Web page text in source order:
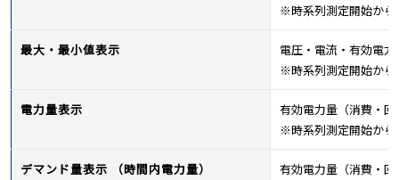
※時系列測定開始から
最大・最小値表示
電圧・電流・有効電
※時系列測定開始から
電力量表示
有効電力量（消費・
※時系列測定開始から
デマンド量表示 （時間内電力量）
有効電力量（消費・